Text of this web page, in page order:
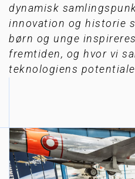
dynamisk
innovation og historie
børn og unge
fremtiden, og hvor vi
teknologiens